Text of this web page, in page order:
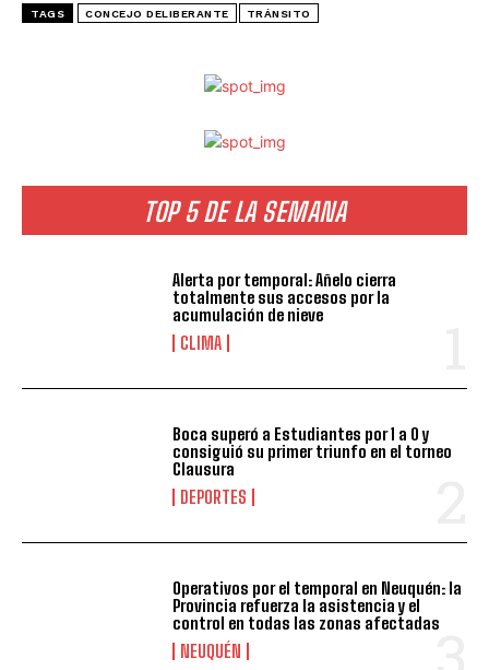
TOP 5 DE LA SEMANA
Alerta por temporal: Añelo cierra
totalmente sus accesos por la
acumulación de nieve
CLIMA
Boca superó a Estudiantes por 1 a 0 y
consiguió su primer triunfo en el torneo
Clausura
DEPORTES
Operativos por el temporal en Neuquén: la
Provincia refuerza la asistencia y el
control en todas las zonas afectadas
NEUQUÉN
TAGS CONCEJO DELIBERANTE TRÁNSITO